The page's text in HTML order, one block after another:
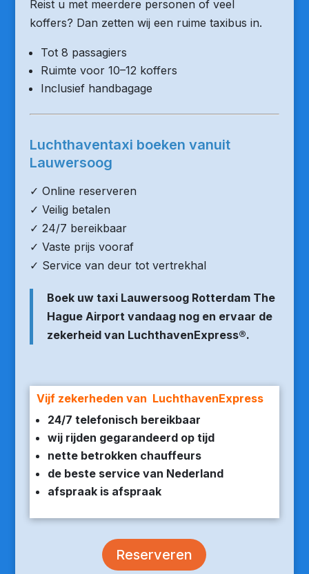
Reist u met meerdere personen of veel
koffers? Dan zetten wij een ruime taxibus in.
Tot 8 passagiers
Ruimte voor 10–12 koffers
Inclusief handbagage
Luchthaventaxi boeken vanuit
Lauwersoog
✓ Online reserveren
✓ Veilig betalen
✓ 24/7 bereikbaar
✓ Vaste prijs vooraf
✓ Service van deur tot vertrekhal
Boek uw taxi Lauwersoog Rotterdam The
Hague Airport vandaag nog en ervaar de
zekerheid van LuchthavenExpress®.
Vijf zekerheden van LuchthavenExpress
24/7 telefonisch bereikbaar
wij rijden gegarandeerd op tijd
nette betrokken chauffeurs
de beste service van Nederland
afspraak is afspraak
Reserveren